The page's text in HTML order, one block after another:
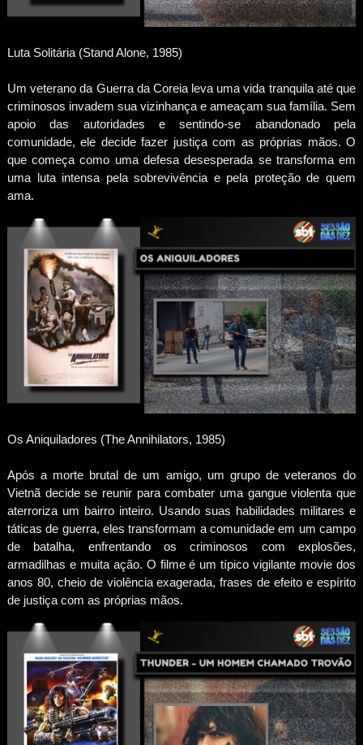
Luta Solitária (Stand Alone, 1985)
Um veterano da Guerra da Coreia leva uma vida tranquila até que
criminosos invadem sua vizinhança e ameaçam sua família. Sem
apoio das autoridades e sentindo-se abandonado pela
comunidade, ele decide fazer justiça com as próprias mãos. O
que começa como uma defesa desesperada se transforma em
uma luta intensa pela sobrevivência e pela proteção de quem
ama.
Os Aniquiladores (The Annihilators, 1985)
Após a morte brutal de um amigo, um grupo de veteranos do
Vietnã decide se reunir para combater uma gangue violenta que
aterroriza um bairro inteiro. Usando suas habilidades militares e
táticas de guerra, eles transformam a comunidade em um campo
de batalha, enfrentando os criminosos com explosões,
armadilhas e muita ação. O filme é um típico vigilante movie dos
anos 80, cheio de violência exagerada, frases de efeito e espírito
de justiça com as próprias mãos.